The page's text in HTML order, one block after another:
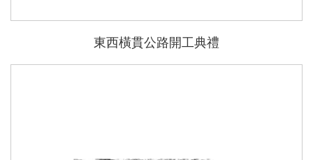
東西橫貫公路開工典禮